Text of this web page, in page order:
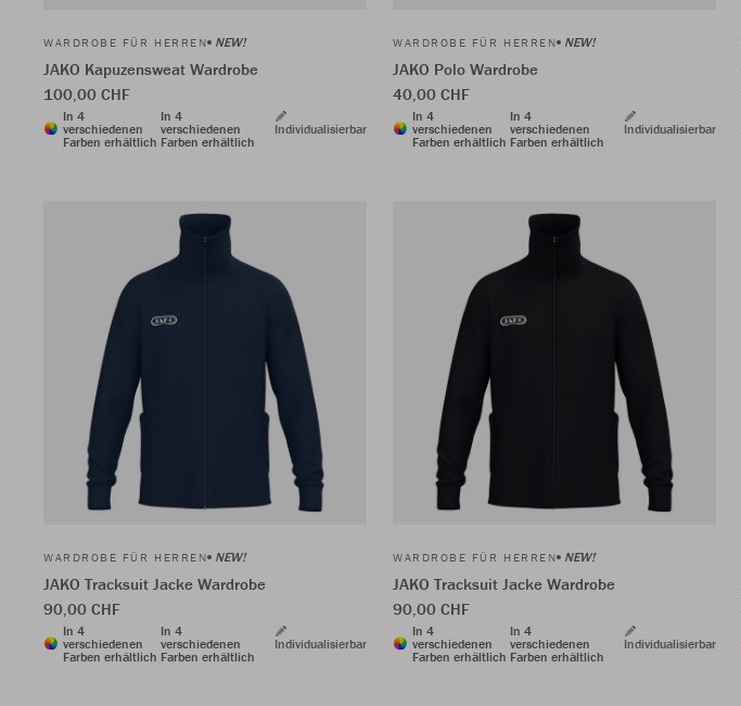
WARDROBE FÜR HERREN NEW!
JAKO Kapuzensweat Wardrobe
100,00 CHF
In 4
verschiedenen
Farben erhältlich
In 4
verschiedenen
Farben erhältlich
Individualisierbar
WARDROBE FÜR HERREN NEW!
JAKO Polo Wardrobe
40,00 CHF
In 4
verschiedenen
Farben erhältlich
In 4
verschiedenen
Farben erhältlich
Individualisierbar
WARDROBE FÜR HERREN NEW!
JAKO Tracksuit Jacke Wardrobe
90,00 CHF
In 4
verschiedenen
Farben erhältlich
In 4
verschiedenen
Farben erhältlich
Individualisierbar
WARDROBE FÜR HERREN NEW!
JAKO Tracksuit Jacke Wardrobe
90,00 CHF
In 4
verschiedenen
Farben erhältlich
In 4
verschiedenen
Farben erhältlich
Individualisierbar